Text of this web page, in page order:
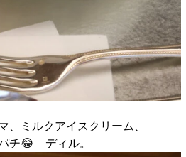
、ミルクアイスクリーム、
チ😂 ディル。